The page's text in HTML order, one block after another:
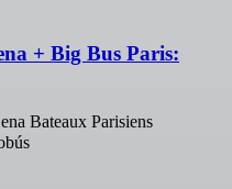
+ Big Bus Paris:
Bateaux Parisiens